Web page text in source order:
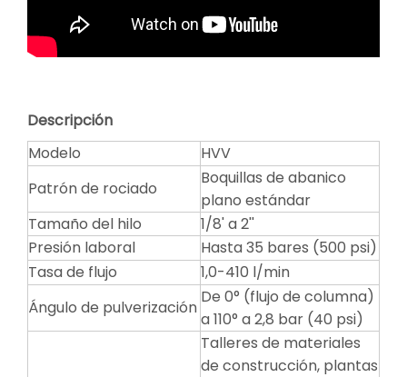
Descripción
Modelo
HVV
Patrón de rociado
Boquillas de abanico
plano estándar
Tamaño del hilo
1/8' a 2''
Presión laboral
Hasta 35 bares (500 psi)
Tasa de flujo
1,0-410 l/min
Ángulo de pulverización
De 0° (flujo de columna)
a 110° a 2,8 bar (40 psi)
Talleres de materiales
de construcción, plantas